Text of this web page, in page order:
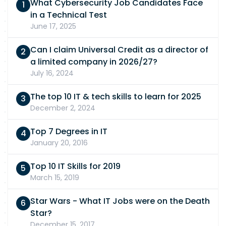
What Cybersecurity Job Candidates Face
in a Technical Test
June 17, 2025
Can I claim Universal Credit as a director of
a limited company in 2026/27?
July 16, 2024
The top 10 IT & tech skills to learn for 2025
December 2, 2024
Top 7 Degrees in IT
January 20, 2016
Top 10 IT Skills for 2019
March 15, 2019
Star Wars - What IT Jobs were on the Death
Star?